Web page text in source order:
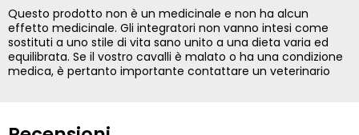
Questo prodotto non è un medicinale e non ha alcun
effetto medicinale. Gli integratori non vanno intesi come
sostituti a uno stile di vita sano unito a una dieta varia ed
equilibrata. Se il vostro cavalli è malato o ha una condizione
medica, è pertanto importante contattare un veterinario